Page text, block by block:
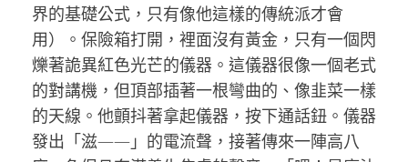
界的基礎公式，只有像他這樣的傳統派才會
用）。保險箱打開，裡面沒有黃金，只有一個閃
爍著詭異紅色光芒的儀器。這儀器很像一個老式
的對講機，但頂部插著一根彎曲的、像韭菜一樣
的天線。他顫抖著拿起儀器，按下通話鈕。儀器
發出「滋——」的電流聲，接著傳來一陣高八